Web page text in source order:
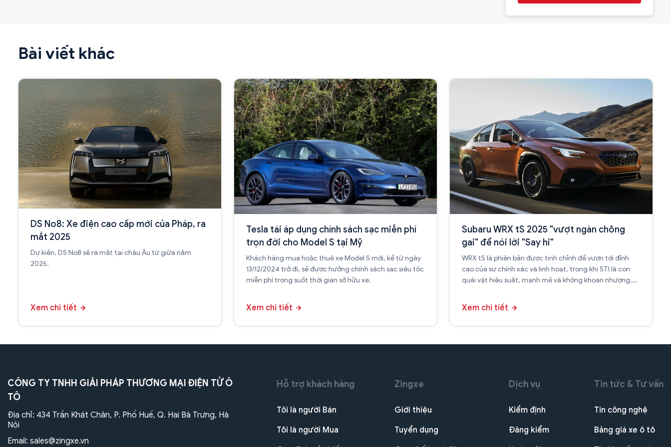
Bài viết khác
DS No8: Xe điện cao cấp mới của Pháp, ra
mắt 2025
Dự kiến, DS No8 sẽ ra mắt tại châu Âu từ giữa năm
2025.
Xem chi tiết
Tesla tái áp dụng chính sách sạc miễn phí
trọn đời cho Model S tại Mỹ
Khách hàng mua hoặc thuê xe Model S mới, kể từ ngày
13/12/2024 trở đi, sẽ được hưởng chính sách sạc siêu tốc
miễn phí trong suốt thời gian sở hữu xe.
Xem chi tiết
Subaru WRX tS 2025 "vượt ngàn chông
gai" để nói lời "Say hi"
WRX tS là phiên bản được tinh chỉnh để vươn tới đỉnh
cao của sự chính xác và linh hoạt, trong khi STI là con
quái vật hiệu suất, mạnh mẽ và không khoan nhượng,
Xem chi tiết
CÔNG TY TNHH GIẢI PHÁP THƯƠNG MẠI ĐIỆN TỬ Ô
TÔ
Địa chỉ: 434 Trần Khát Chân, P. Phố Huế, Q. Hai Bà Trưng, Hà
Nội
Email: sales@zingxe.vn
Hỗ trợ khách hàng
Tôi là người Bán
Tôi là người Mua
Zingxe
Giới thiệu
Tuyển dụng
Dịch vụ
Kiểm định
Đăng kiểm
Tin tức & Tư vấn
Tin công nghệ
Bảng giá xe ô tô